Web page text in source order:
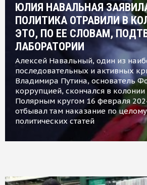
ЮЛИЯ НАВАЛЬНАЯ
ПОЛИТИКА ОТРАВИЛИ В
ЭТО, ПО ЕЕ СЛОВАМ,
ЛАБОРАТОРИИ
Алексей Навальный, один из
последовательных и активных
Владимира Путина, основатель
коррупцией, скончался в
Полярным кругом 16 февраля
отбывал там наказание по
политических статей